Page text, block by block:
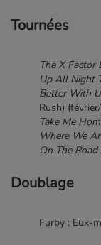
Tournées
The X Factor
Up All Night
Better With
Rush)
Take Me
Where We
On The
Doublage
Furby : Eux-